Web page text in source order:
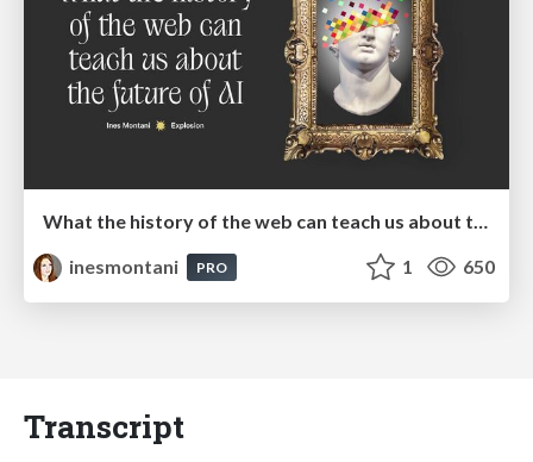
inesmontani
PRO 1 650
Transcript